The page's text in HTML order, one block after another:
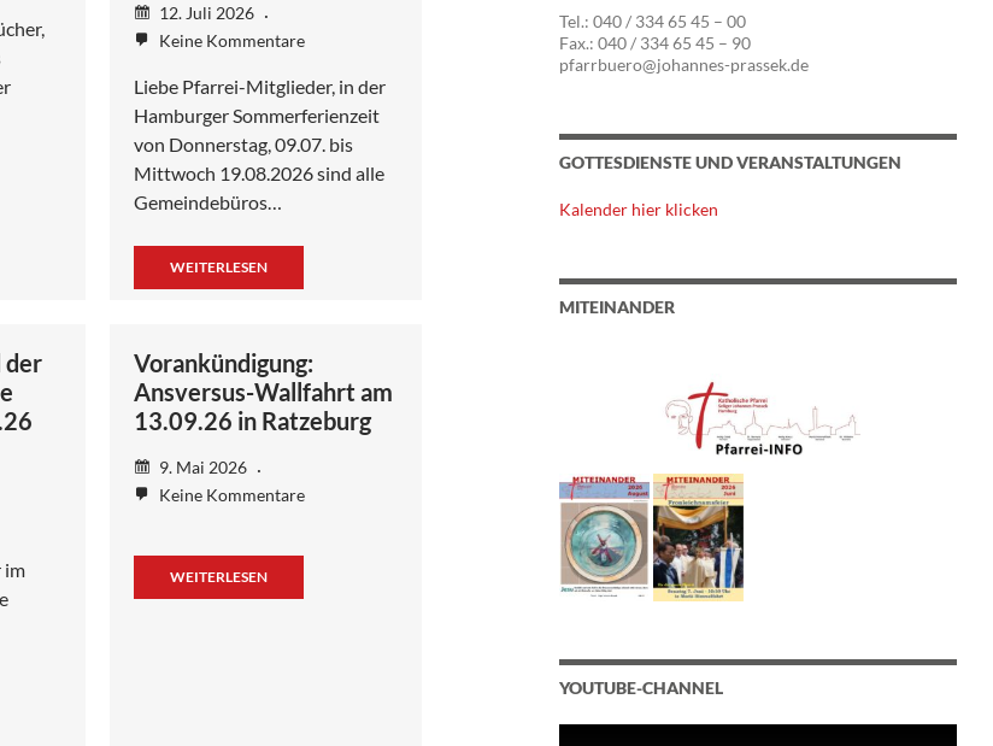
12. Juli 2026
Keine Kommentare
Liebe Pfarrei-Mitglieder, in der
Hamburger Sommerferienzeit
von Donnerstag, 09.07. bis
Mittwoch 19.08.2026 sind alle
Gemeindebüros…
WEITERLESEN
der
im
Vorankündigung:
Ansversus-Wallfahrt am
13.09.26 in Ratzeburg
9. Mai 2026
Keine Kommentare
WEITERLESEN
Tel.: 040 / 334 65 45 – 00
Fax.: 040 / 334 65 45 – 90
pfarrbuero@johannes-prassek.de
GOTTESDIENSTE UND VERANSTALTUNGEN
Kalender hier klicken
MITEINANDER
YOUTUBE-CHANNEL